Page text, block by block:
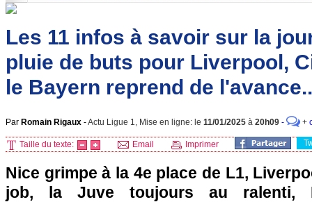
Les 11 infos à savoir sur la
pluie de buts pour Liverpool,
le Bayern reprend de
Par Romain Rigaux -Actu Ligue 1, Mise en ligne: le 11/01/2025 à 20h09 - +
Taille du texte: Email Imprimer
Nice grimpe à la 4e place de L1,
job, la Juve toujours au ralenti,